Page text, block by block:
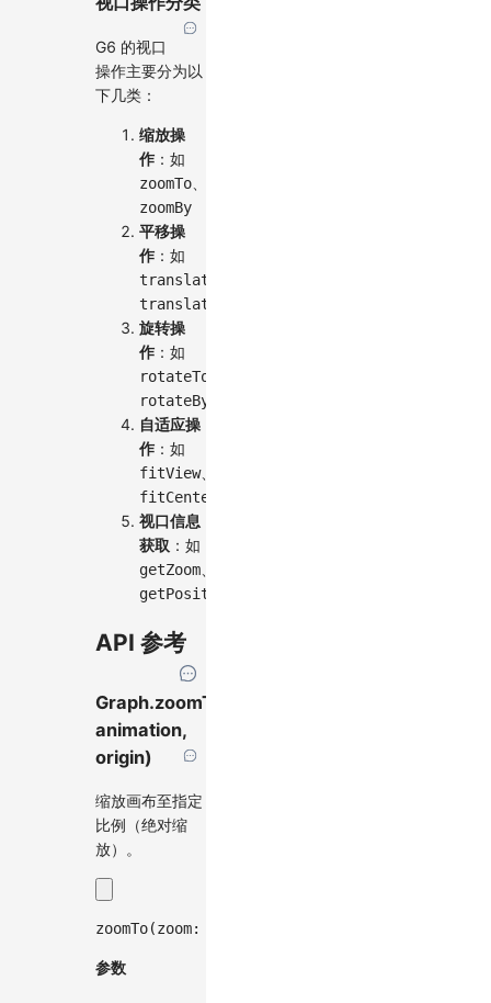
G6 的视口
操作主要分为以
下几类：
缩放操
作 ：如
zoomTo
zoomBy
平移操
作 ：如
translateTo
translateBy
旋转操
作 ：如
rotateTo
rotateBy
自适应操
作 ：如
fitView、
fitCenter
视口信息
获取 ：如
getZoom
getPosition
API 参考
Graph.zoomTo(zoom,
animation,
origin)
缩放画布至指定
比例（绝对缩
放）。
zoomTo(zoom:
参数